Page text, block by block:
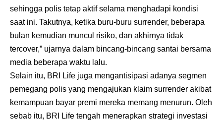
sehingga polis tetap aktif selama menghadapi kondisi
saat ini. Takutnya, ketika buru-buru surrender, beberapa
bulan kemudian muncul risiko, dan akhirnya tidak
tercover,” ujarnya dalam bincang-bincang santai bersama
media beberapa waktu lalu.
Selain itu, BRI Life juga mengantisipasi adanya segmen
pemegang polis yang mengajukan klaim surrender akibat
kemampuan bayar premi mereka memang menurun. Oleh
sebab itu, BRI Life tengah menerapkan strategi investasi